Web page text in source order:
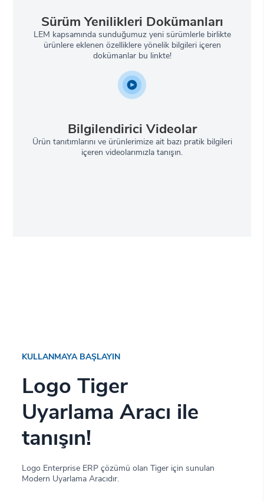
Sürüm Yenilikleri Dokümanları
LEM kapsamında sunduğumuz yeni sürümlerle birlikte
ürünlere eklenen özelliklere yönelik bilgileri içeren
dokümanlar bu linkte!
Bilgilendirici Videolar
Ürün tanıtımlarını ve ürünlerimize ait bazı pratik bilgileri
içeren videolarımızla tanışın.
KULLANMAYA BAŞLAYIN
Logo Tiger
Uyarlama Aracı ile
tanışın!
Logo Enterprise ERP çözümü olan Tiger için sunulan
Modern Uyarlama Aracıdır.